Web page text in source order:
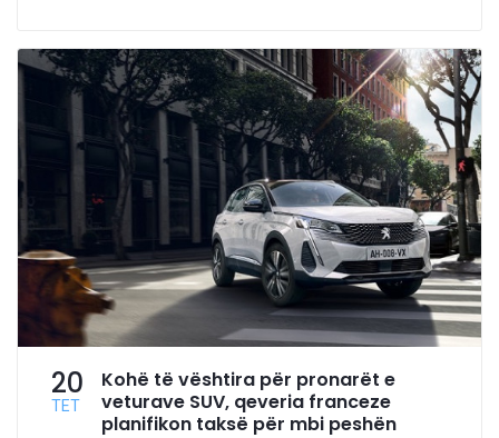
20
TET
Kohë të vështira për pronarët e
veturave SUV, qeveria franceze
planifikon taksë për mbi peshën